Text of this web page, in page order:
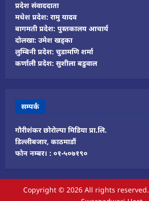
प्रदेश संवाददाता
मधेश प्रदेश: रामु यादव
बागमती प्रदेश: पुस्तकालय आचार्य
दोलखा: उमेश खड्का
लुम्बिनी प्रदेश: चुडामणि शर्मा
कर्णाली प्रदेश: सुशीला बडुवाल
सम्पर्क
गौरीशंकर छोरोल्पा मिडिया प्रा.लि.
डिल्लीबजार, काठमाडौं
फोन नम्बर। : ०१-५०७१९०
Copyright © 2026 All rights reserved.